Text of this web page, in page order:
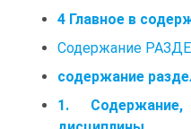
4 Главное в
Содержание
содержание
1.